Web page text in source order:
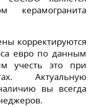
керамогранита
корректируются
евро по данным
учесть это при
Актуальную
вы всегда